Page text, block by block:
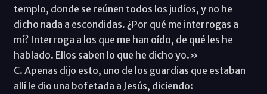
templo, donde se reúnen todos los judíos, y no he
dicho nada a escondidas. ¿Por qué me interrogas a
mí? Interroga a los que me han oído, de qué les he
hablado. Ellos saben lo que he dicho yo.»
C. Apenas dijo esto, uno de los guardias que estaban
allí le dio una bofetada a Jesús, diciendo: